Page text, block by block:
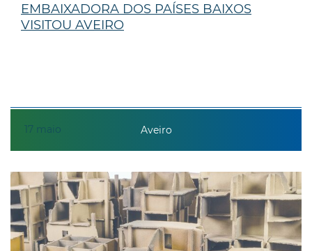
17 maio
EMBAIXADORA DOS PAÍSES BAIXOS
VISITOU AVEIRO
Aveiro